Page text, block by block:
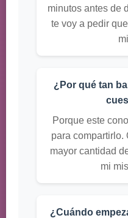
minutos antes de
te voy a pedir
¿Por qué tan
Porque este
para compartirlo.
mayor cantidad
mi
¿Cuándo